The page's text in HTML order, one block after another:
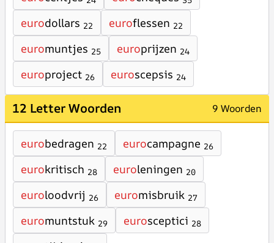
eurodollars 22 euroflessen 22
euromuntjes 25 europrijzen 24
europroject 26 euroscepsis 24
12 Letter Woorden 9 Woorden
eurobedragen 22 eurocampagne 26
eurokritisch 28 euroleningen 20
euroloodvrij 26 euromisbruik 27
euromuntstuk 29 eurosceptici 28